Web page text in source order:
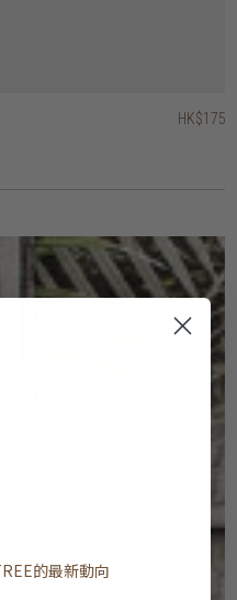
HK$175
HK$145
HK$175
HK$188
品套裝 HK$280
HK$275
HK$295
HK$245
HK$75
HK$95
的最新動向